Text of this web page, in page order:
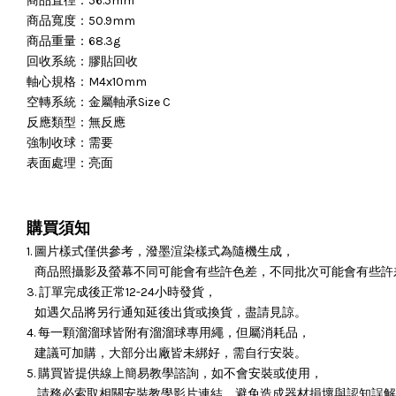
商品寬度：50.9mm
商品重量：68.3g
回收系統：膠貼回收
軸心規格：M4x10mm
空轉系統：金屬軸承Size C
反應類型：無反應
強制收球：需要
表面處理：亮面
購買須知
1. 圖片樣式僅供參考，潑墨渲染樣式為隨機生成，
商品照攝影及螢幕不同可能會有些許色差，不同批次可能會有些許
3. 訂單完成後正常12-24小時發貨，
如遇欠品將另行通知延後出貨或換貨，盡請見諒。
4. 每一顆溜溜球皆附有溜溜球專用繩，但屬消耗品，
建議可加購，大部分出廠皆未綁好，需自行安裝。
5. 購買皆提供線上簡易教學諮詢，如不會安裝或使用，